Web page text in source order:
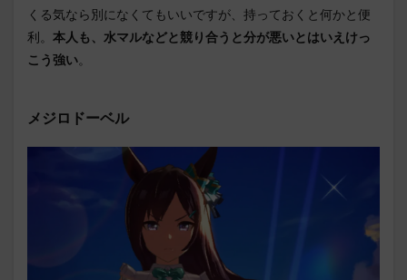
くる気なら別になくてもいいですが、持っておくと何かと便
利。 本人も、水マルなどと競り合うと分が悪いとはいえけっ
こう強い。
メジロドーベル